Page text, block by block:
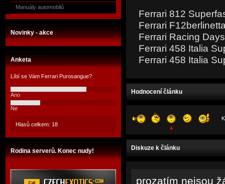
Manuály automobilů
Novinky - akce
Anketa
Líbí se Vám Ferrari Purosangue?
Ano
Ne
Hlasů celkem: 18
Rodina serverů. Konec nudy!
Ferrari 812
Ferrari
Ferrari Racing
Ferrari 458 Italia
Ferrari 458 Italia
Hodnocení článku
Diskuze k článku
prozatím nejsou